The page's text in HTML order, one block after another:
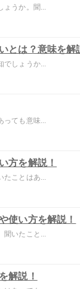
ょうか。聞...
とは？意味を解
でしょうか...
っても意味...
方を解説！
たことはあ...
使い方を解説！
聞いたこと...
解説！